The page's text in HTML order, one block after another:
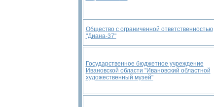
Общество с ограниченной ответственностью
"Диана-37"
Государственное бюджетное учреждение
Ивановской области "Ивановский областной
художественный музей"